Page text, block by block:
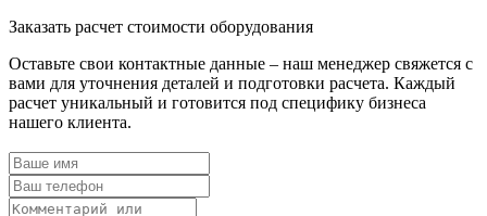
Заказать расчет стоимости оборудования
Оставьте свои контактные данные – наш менеджер свяжется с
вами для уточнения деталей и подготовки расчета. Каждый
расчет уникальный и готовится под специфику бизнеса
нашего клиента.